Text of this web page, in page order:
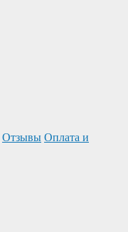
Отзывы Оплата и